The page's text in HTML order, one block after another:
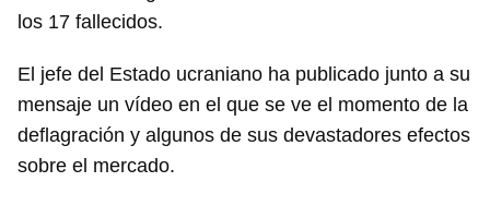
los 17 fallecidos.
El jefe del Estado ucraniano ha publicado junto a su
mensaje un vídeo en el que se ve el momento de la
deflagración y algunos de sus devastadores efectos
sobre el mercado.